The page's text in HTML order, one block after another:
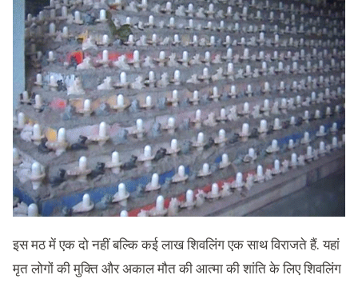
इस मठ में एक दो नहीं बल्कि कई लाख शिवलिंग एक साथ विराजते हैं. यहां
मृत लोगों की मुक्ति और अकाल मौत की आत्मा की शांति के लिए शिवलिंग